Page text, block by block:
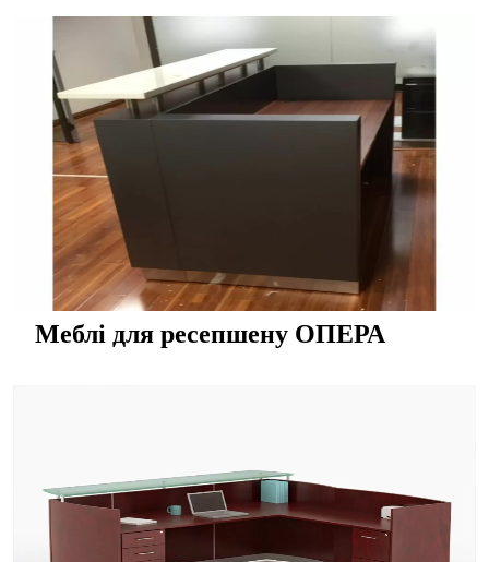
Меблі для ресепшену ОПЕРА